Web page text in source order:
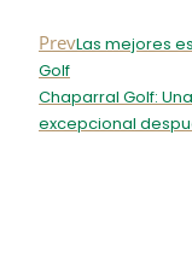
PrevLas mejores
Golf
Chaparral Golf:
excepcional